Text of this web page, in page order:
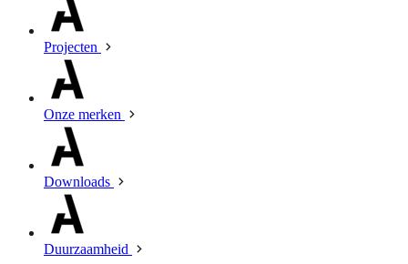
Projecten
Onze merken
Downloads
Duurzaamheid